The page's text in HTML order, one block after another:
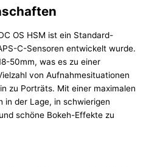
OS HSM ist ein Standard-
C-Sensoren entwickelt wurde.
50mm, was es zu einer
von Aufnahmesituationen
zu Porträts. Mit einer maximalen
in der Lage, in schwierigen
schöne Bokeh-Effekte zu